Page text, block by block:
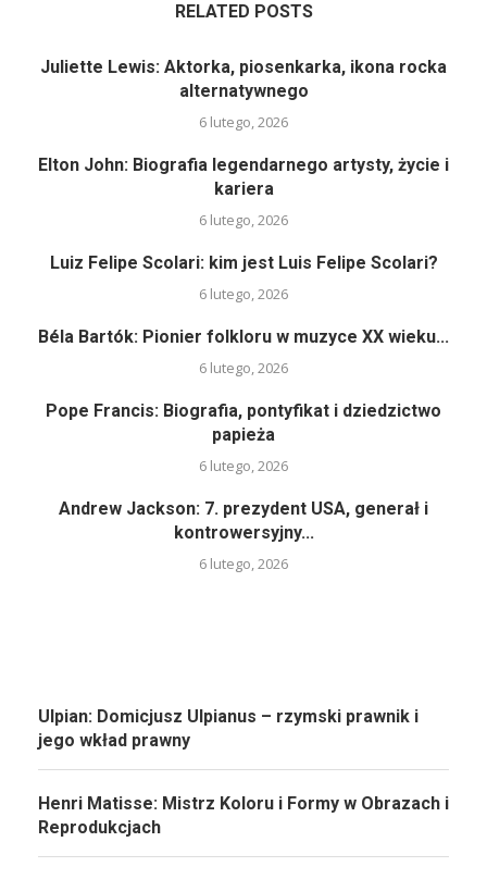
RELATED POSTS
Juliette Lewis: Aktorka, piosenkarka, ikona rocka
alternatywnego
6 lutego, 2026
Elton John: Biografia legendarnego artysty, życie i
kariera
6 lutego, 2026
Luiz Felipe Scolari: kim jest Luis Felipe Scolari?
6 lutego, 2026
Béla Bartók: Pionier folkloru w muzyce XX wieku...
6 lutego, 2026
Pope Francis: Biografia, pontyfikat i dziedzictwo
papieża
6 lutego, 2026
Andrew Jackson: 7. prezydent USA, generał i
kontrowersyjny...
6 lutego, 2026
Ulpian: Domicjusz Ulpianus – rzymski prawnik i
jego wkład prawny
Henri Matisse: Mistrz Koloru i Formy w Obrazach i
Reprodukcjach